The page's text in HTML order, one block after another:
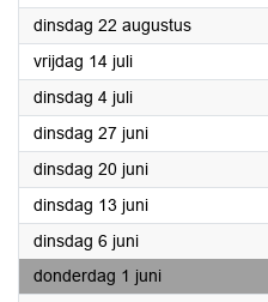
dinsdag 22 augustus2023
vrijdag 14 juli2023
dinsdag 4 juli2023
dinsdag 27 juni2023
dinsdag 20 juni2023
dinsdag 13 juni2023
dinsdag 6 juni2023
donderdag 1 juni2023